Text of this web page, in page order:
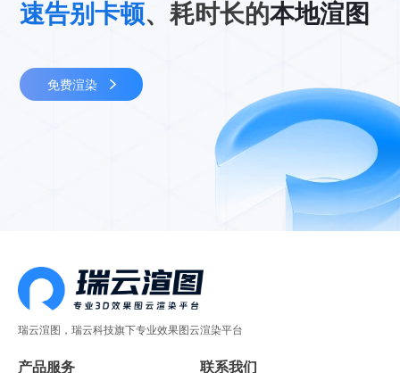
速告别卡顿、耗时长的本地渲图
免费渲染
瑞云渲图，瑞云科技旗下专业效果图云渲染平台
产品服务 联系我们